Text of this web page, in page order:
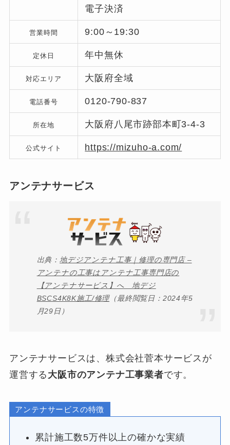
電子決済
営業時間 9:00～19:30
定休日 年中無休
対応エリア 大阪府全域
電話番号 0120-790-837
所在地 大阪府八尾市跡部本町3-4-3
公式サイト https://mizuho-a.com/
アンテナサービス
出典：地デジアンテナ工事｜修理の専門店 –
アンテナの工事はアンテナ工事専門店の
【アンテナサービス】へ 地デジ
BSCS4K8K施工/修理（最終閲覧日：2024年5
月29日）
アンテナサービスは、株式会社菅本サービスが
運営する 大阪市のアンテナ工事業者です。
アンテナサービスの特徴
累計施工数5万件以上の確かな実績